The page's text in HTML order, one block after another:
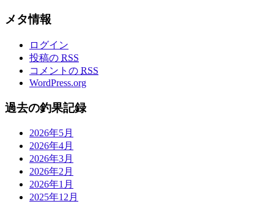
メタ情報
ログイン
投稿の RSS
コメントの RSS
WordPress.org
過去の釣果記録
2026年5月
2026年4月
2026年3月
2026年2月
2026年1月
2025年12月